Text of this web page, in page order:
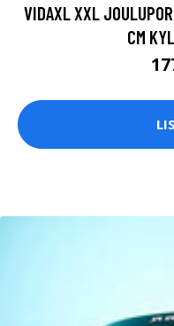
VIDAXL XXL
CM